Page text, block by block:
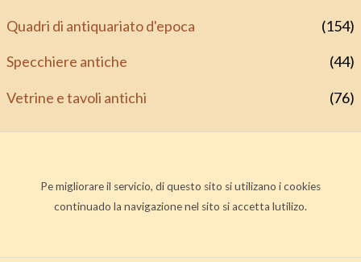
Quadri di antiquariato d'epoca (154)
Specchiere antiche (44)
Vetrine e tavoli antichi (76)
Pe migliorare il servicio, di questo sito si utilizano i cookies
continuado la navigazione nel sito si accetta lutilizo.